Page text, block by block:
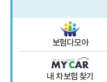
보험다모아
내 차보험 찾기